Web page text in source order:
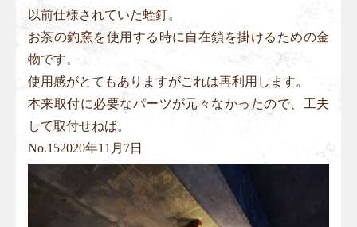
以前仕様されていた蛭釘。
お茶の釣窯を使用する時に自在鎖を掛けるための金
物です。
使用感がとてもありますがこれは再利用します。
本来取付に必要なパーツが元々なかったので、工夫
して取付せねば。
No.152020年11月7日